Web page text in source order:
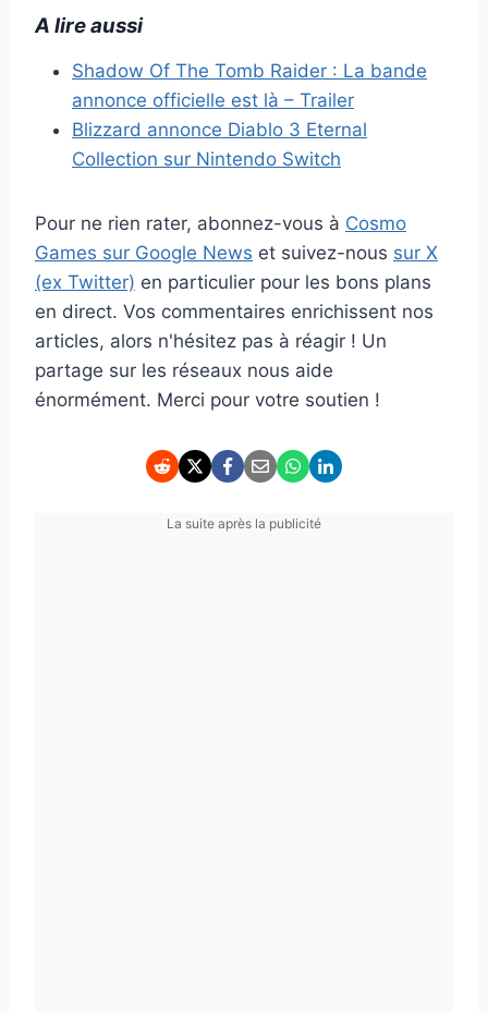
A lire aussi
Shadow Of The Tomb Raider : La bande
annonce officielle est là – Trailer
Blizzard annonce Diablo 3 Eternal
Collection sur Nintendo Switch
Pour ne rien rater, abonnez-vous à Cosmo
Games sur Google News et suivez-nous sur X
(ex Twitter) en particulier pour les bons plans
en direct. Vos commentaires enrichissent nos
articles, alors n'hésitez pas à réagir ! Un
partage sur les réseaux nous aide
énormément. Merci pour votre soutien !
La suite après la publicité